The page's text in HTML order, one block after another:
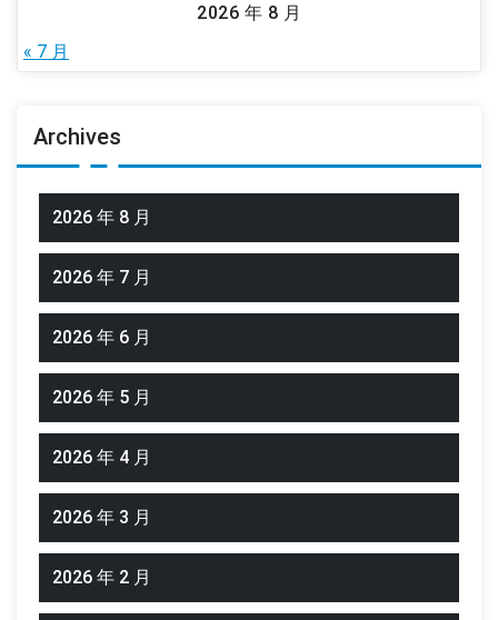
2026 年 8 月
« 7 月
Archives
2026 年 8 月
2026 年 7 月
2026 年 6 月
2026 年 5 月
2026 年 4 月
2026 年 3 月
2026 年 2 月